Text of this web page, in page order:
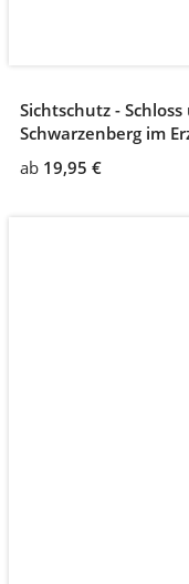
Sichtschutz -
Schwarzenberg im
ab 19,95 €